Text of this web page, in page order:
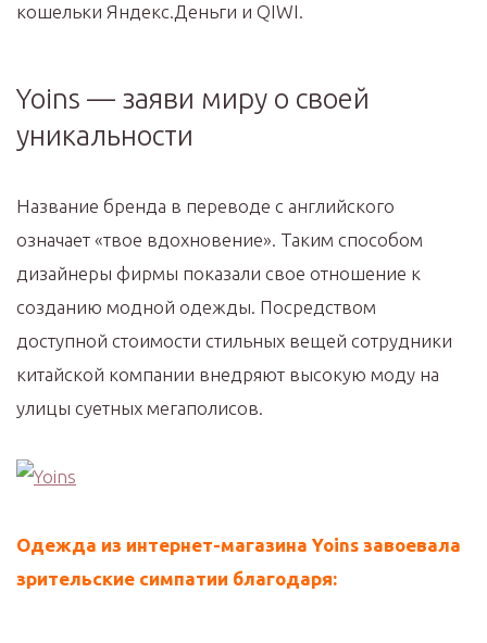
кошельки Яндекс.Деньги и QIWI.
Yoins — заяви миру о своей
уникальности
Название бренда в переводе с английского
означает «твое вдохновение». Таким способом
дизайнеры фирмы показали свое отношение к
созданию модной одежды. Посредством
доступной стоимости стильных вещей сотрудники
китайской компании внедряют высокую моду на
улицы суетных мегаполисов.
Одежда из интернет-магазина Yoins завоевала
зрительские симпатии благодаря: